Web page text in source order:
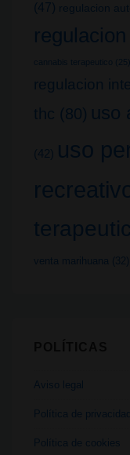
(47) regulacion
cannabis terapeutico (25)
regulacion
thc (80) uso
(42) uso
venta marihuana (32)
Aviso legal
Política de privacidad
Política de cookies